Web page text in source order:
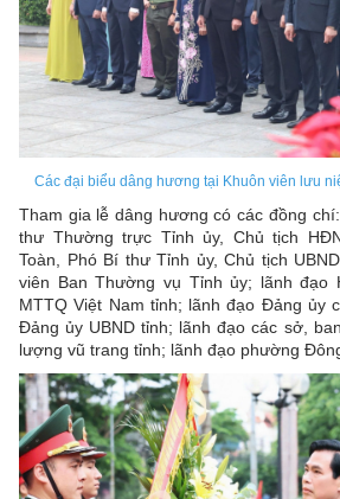
Các đại biểu dâng hương tại Khuôn viên lưu
Tham gia lễ dâng hương có các đồng
thư Thường trực Tỉnh ủy, Chủ tịch
Toàn, Phó Bí thư Tỉnh ủy, Chủ tịch
viên Ban Thường vụ Tỉnh ủy; lãnh đạo
MTTQ Việt Nam tỉnh; lãnh đạo Đảng ủy
Đảng ủy UBND tỉnh; lãnh đạo các sở,
lượng vũ trang tỉnh; lãnh đạo phường